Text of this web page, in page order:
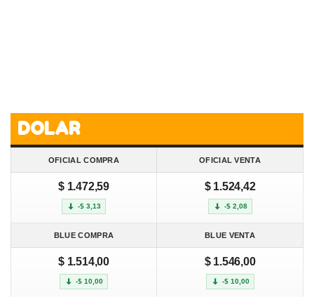
DOLAR
OFICIAL COMPRA OFICIAL VENTA
$ 1.472,59
-$ 3,13
$ 1.524,42
-$ 2,08
BLUE COMPRA BLUE VENTA
$ 1.514,00
-$ 10,00
$ 1.546,00
-$ 10,00